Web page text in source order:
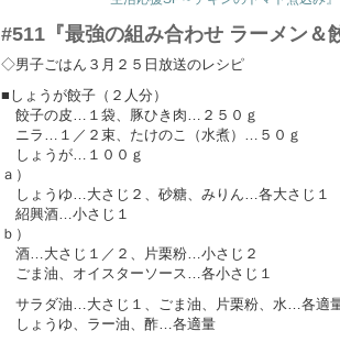
#511『最強の組み合わせ ラーメン＆
◇男子ごはん３月２５日放送のレシピ
■しょうが餃子（２人分）
餃子の皮…１袋、豚ひき肉…２５０ｇ
ニラ…１／２束、たけのこ（水煮）…５０ｇ
しょうが…１００ｇ
ａ）
しょうゆ…大さじ２、砂糖、みりん…各大さじ１
紹興酒…小さじ１
ｂ）
酒…大さじ１／２、片栗粉…小さじ２
ごま油、オイスターソース…各小さじ１
サラダ油…大さじ１、ごま油、片栗粉、水…各適
しょうゆ、ラー油、酢…各適量